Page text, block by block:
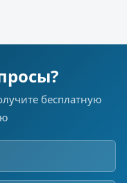
бесплатную